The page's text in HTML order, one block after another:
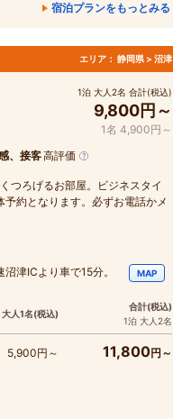
宿泊プランをもっとみる
エリア： 静岡県 > 沼津
1泊 大人2名 合計(税込)
9,800円～
1名 4,900円～
、接客高評価
つろげるお部屋。ビジネスタイ
約となります。必ずお電話かメ
津ICより車で15分。 MAP
大人1名(税込)
合計(税込)
1泊 大人2名
5,900円～ 11,800円～